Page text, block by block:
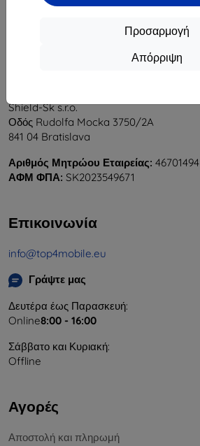
Προσαρμογή
Απόρριψη
Shield-Sk s.r.o.
Οδός Rudolfa Mocka 3750/2A
841 04 Bratislava
Αριθμός Μητρώου Εταιρείας: 46701494
ΑΦΜ ΦΠΑ: SK2023549671
Επικοινωνία
info@top4mobile.eu
Γράψτε μας
Δευτέρα έως Παρασκευή:
Online8:00 - 16:00
Σάββατο και Κυριακή:
Offline
Αγορές
Αποστολή και πληρωμή